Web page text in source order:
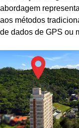
abordagem
aos métodos
de dados de GPS ou